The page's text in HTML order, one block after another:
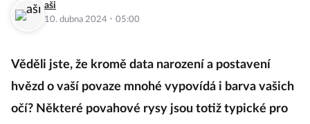
aši
10. dubna 2024 · 05:00
Věděli jste, že kromě data narození a postavení
hvězd o vaší povaze mnohé vypovídá i barva vašich
očí? Některé povahové rysy jsou totiž typické pro